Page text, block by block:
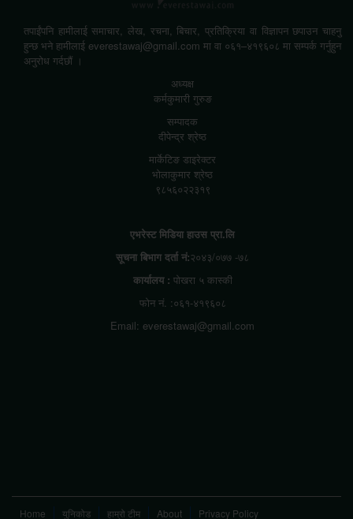
तपाईंपनि हामीलाई समाचार, लेख, रचना, बिचार, प्रतिक्रिया वा विज्ञापन छपाउन चाहनु
हुन्छ भने हामीलाई everestawaj@gmail.com मा वा ०६१–४१९६०८ मा सम्पर्क गर्नुहुन
अनुरोध गर्दछौं ।
अध्यक्ष
कर्मकुमारी गुरुङ
सम्पादक
दीपेन्द्र श्रेष्ठ
मार्केटिङ डाइरेक्टर
भोलाकुमार श्रेष्ठ
९८५६०२२३१९
एभरेस्ट मिडिया हाउस प्रा.लि
सूचना बिभाग दर्ता नं:२०४३/०७७ -७८
कार्यालय : पोखरा ५ कास्की
फोन नं. :०६१-४१९६०८
Email: everestawaj@gmail.com
Home युनिकोड हाम्रो टीम About Privacy Policy